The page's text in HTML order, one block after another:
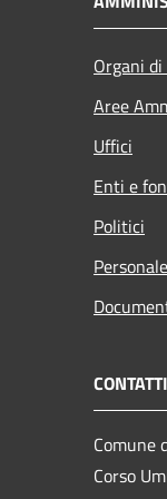
Organi
Aree
Uffici
Enti e
Politici
CONTATTI
Comune
Corso